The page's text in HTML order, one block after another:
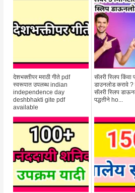
देशभक्तीपर मराठी गीते pdf
स्वरूपात उपलब्ध indian
independence day
deshbhakti gite pdf
available
सॅलरी स्लिप
डाउनलोड करावे ?
सॅलरी स्लिप
पद्धतीने ho...